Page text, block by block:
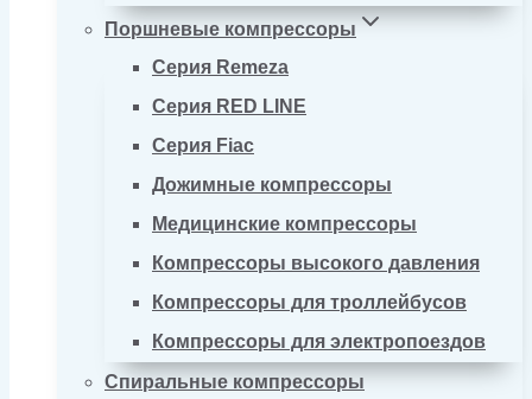
Поршневые компрессоры
Серия Remeza
Серия RED LINE
Серия Fiac
Дожимные компрессоры
Медицинские компрессоры
Компрессоры высокого давления
Компрессоры для троллейбусов
Компрессоры для электропоездов
Спиральные компрессоры